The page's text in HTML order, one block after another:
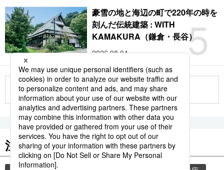
5
豪雪の地と海辺の町で220年の時を
刻んだ伝統建築 : WITH
KAMAKURA（鎌倉・長谷）
2026.08.04
もっと見る
注目のキーワード